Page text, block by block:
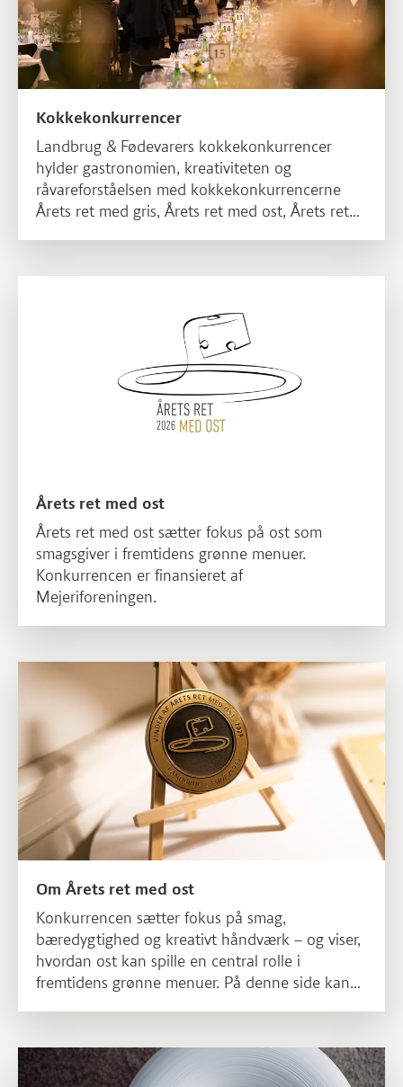
Kokkekonkurrencer
Landbrug & Fødevarers kokkekonkurrencer
hylder gastronomien, kreativiteten og
råvareforståelsen med kokkekonkurrencerne
Årets ret med gris, Årets ret med ost, Årets ret
Årets ret med ost
Årets ret med ost sætter fokus på ost som
smagsgiver i fremtidens grønne menuer.
Konkurrencen er finansieret af
Mejeriforeningen.
Læs mere om Om Årets ret med ost
Om Årets ret med ost
Konkurrencen sætter fokus på smag,
bæredygtighed og kreativt håndværk – og viser,
hvordan ost kan spille en central rolle i
fremtidens grønne menuer. På denne side kan
at skabe en prisvindende ret med ost.
Læs mere om Se alle vinderne gennem årene